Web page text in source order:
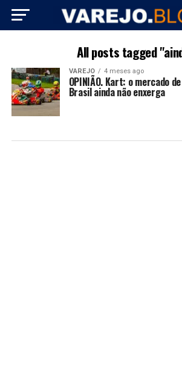
All posts tagged
VAREJO 4 meses ago
OPINIÃO. Kart: o mercado
Brasil ainda não enxerga